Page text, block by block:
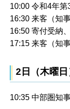
10:00 令和4年第
16:30 来客（知事
16:50 寄付受納
17:15 来客（知事
2日（木曜日
10:35 中部圏知